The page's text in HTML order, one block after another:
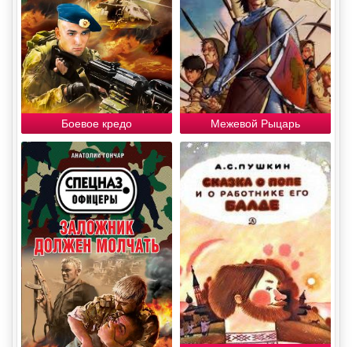
Боевое кредо Межевой Рыцарь